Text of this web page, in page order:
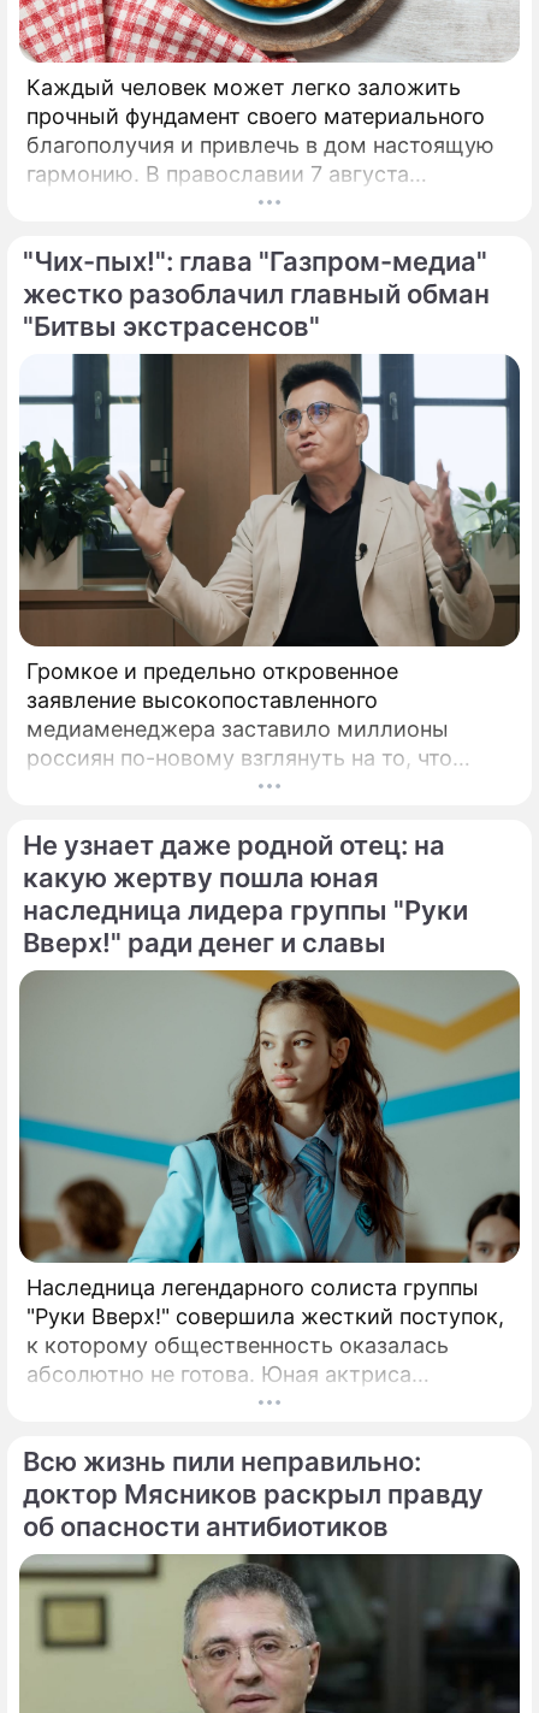
Каждый человек может легко заложить
прочный фундамент своего материального
благополучия и привлечь в дом настоящую
гармонию. В православии 7 августа
почитают память праведной Анны, матери
"Чих-пых!": глава "Газпром-медиа"
жестко разоблачил главный обман
"Битвы экстрасенсов"
Громкое и предельно откровенное
заявление высокопоставленного
медиаменеджера заставило миллионы
россиян по-новому взглянуть на то, что
годами происходит на экране главного
Генеральный директор мощнейшего
холдинга "Газпром-медиа" Александр Жаров
решился на неожидаемый и крайне острый
демарш.
Не узнает даже родной отец: на
какую жертву пошла юная
наследница лидера группы "Руки
Вверх!" ради денег и славы
Наследница легендарного солиста группы
"Руки Вверх!" совершила жесткий поступок,
к которому общественность оказалась
абсолютно не готова. Юная актриса
Вероника Жукова, дочь бессменного лидера
заставила взрогнуть своих многочисленных
поклонников.
Всю жизнь пили неправильно:
доктор Мясников раскрыл правду
об опасности антибиотиков